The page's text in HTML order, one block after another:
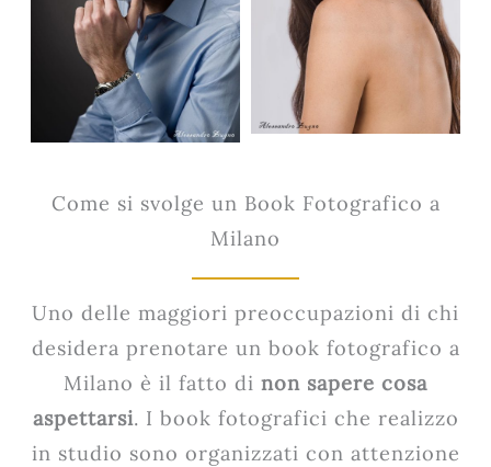
Come si svolge un Book Fotografico a
Milano
Uno delle maggiori preoccupazioni di chi
desidera prenotare un book fotografico a
Milano è il fatto di non sapere cosa
aspettarsi. I book fotografici che realizzo
in studio sono organizzati con attenzione